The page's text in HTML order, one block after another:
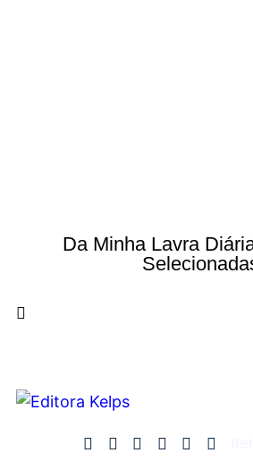
Da Minha Lavra